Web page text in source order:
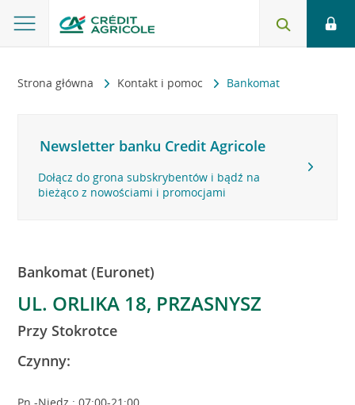
Strona główna Kontakt i pomoc Bankomat
Newsletter banku Credit Agricole
Dołącz do grona subskrybentów i bądź na
bieżąco z nowościami i promocjami
Bankomat (Euronet)
UL. ORLIKA 18, PRZASNYSZ
Przy Stokrotce
Czynny: